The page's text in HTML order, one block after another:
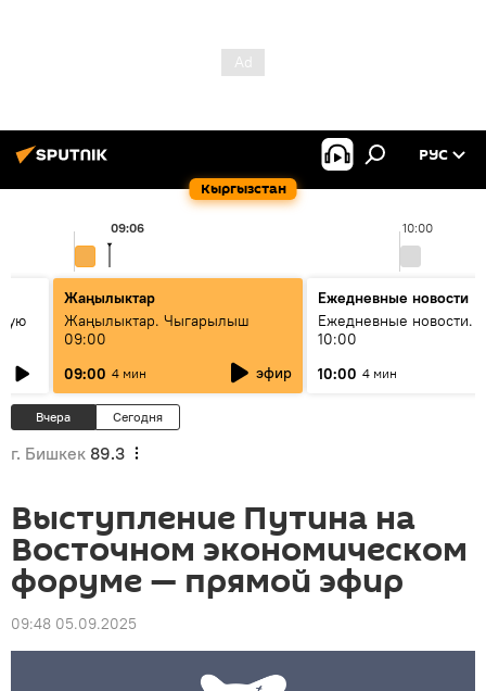
Кыргызстан
РУС
10:00
09:06
Жаңылыктар
Жаңылыктар. Чыгарылыш
09:00
09:00 4 мин эфир
Ежедневные новости
Ежедневные новости.
10:00
10:00 4 мин
Вчера Сегодня
г. Бишкек 89.3
Выступление Путина на
Восточном экономическом
форуме — прямой эфир
09:48 05.09.2025